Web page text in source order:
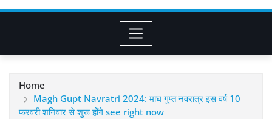
Home
Magh Gupt Navratri 2024: माघ गुप्त नवरात्र इस वर्ष 10
फरवरी शनिवार से शुरू होंगे see right now